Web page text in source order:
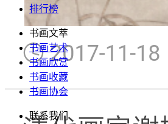
排行榜
书画文萃
书画艺术
书画欣赏
书画收藏
书画协会
联系我们